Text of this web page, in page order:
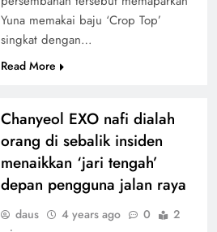
Yuna memakai baju ‘Crop Top’
singkat dengan…
Read More
Chanyeol EXO nafi dialah
orang di sebalik insiden
menaikkan ‘jari tengah’
depan pengguna jalan raya
daus 4 years ago 0
2